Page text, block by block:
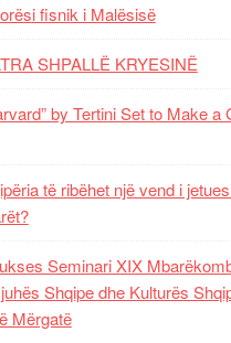
fisnik i Malësisë
SHPALLË KRYESINË
by Tertini Set to Make a
të ribëhet një vend i
Seminari XIX
Shqipe dhe Kulturës
Mërgatë